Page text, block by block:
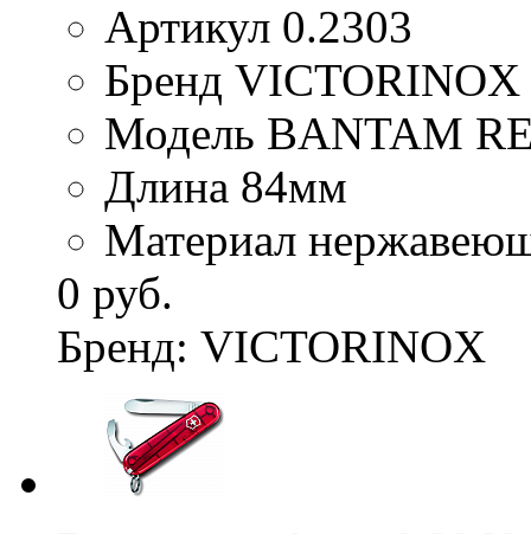
Артикул 0.2303
Бренд VICTORINOX
Модель BANTAM
Длина 84мм
Материал
0 руб.
Бренд: VICTORINOX